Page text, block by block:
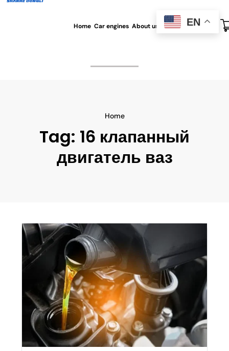
Home Car engines About us All blog Contact us
Home
Tag: 16 клапанный
двигатель ваз
EN